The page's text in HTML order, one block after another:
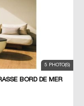
5 PHOTO(S)
BORD DE MER